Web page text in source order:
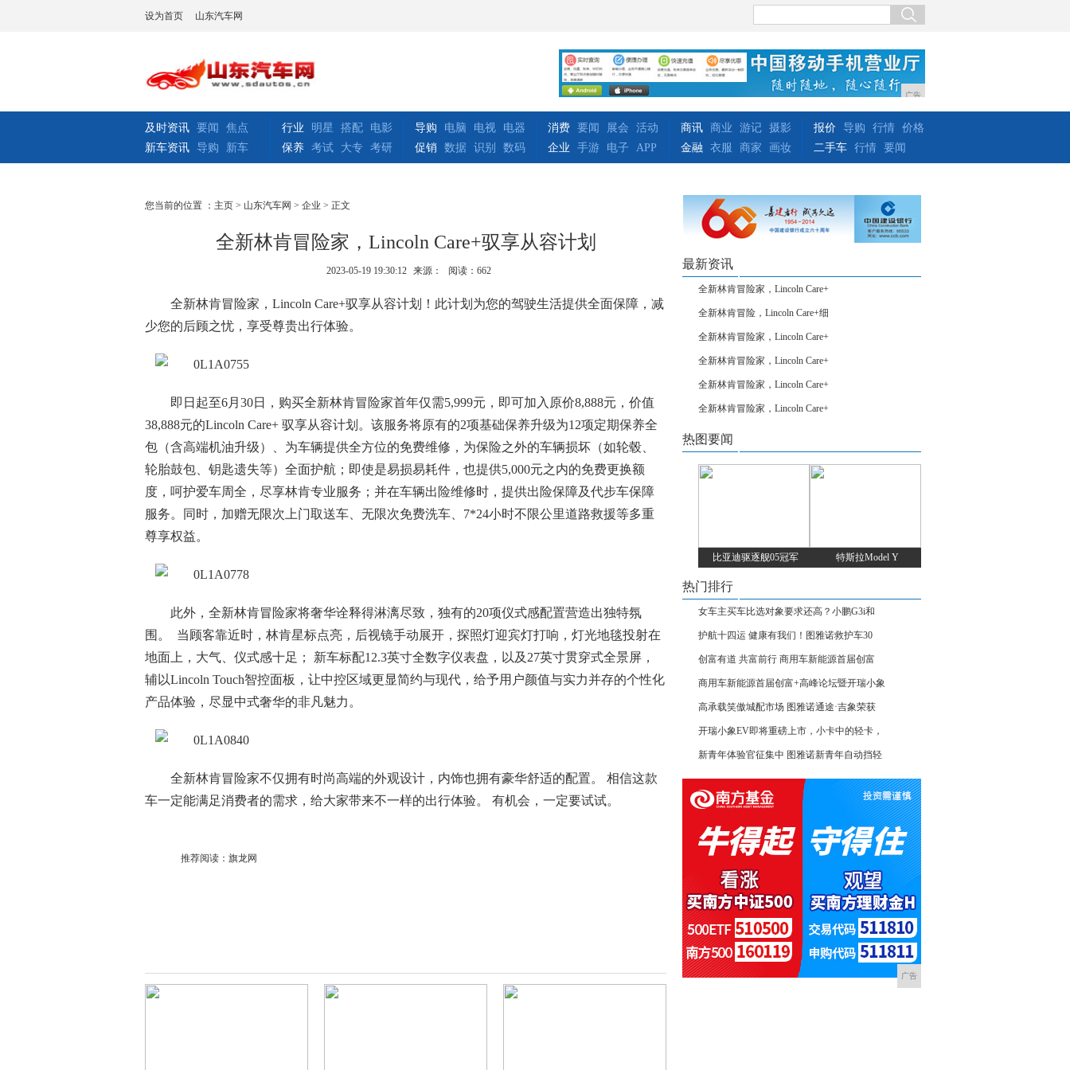
设为首页 山东汽车网
广告
及时资讯 要闻
焦点
新车资讯 导购 新车
行业 明星 搭配
电影
保养 考试 大专 考研
导购 电脑 电视
电器
促销
数据 识别 数码
消费 要闻 展会
活动
企业
手游 电子 APP
商讯 商业 游记 摄影
金融
衣服 商家 画妆
报价 导购 行情 价格
二手车 行情 要闻
您当前的位置 ： 主页 > 山东汽车网 > 企业 > 正文
全新林肯冒险家，Lincoln Care+驭享从容计划
2023-05-19 19:30:12 来源： 阅读：662
全新林肯冒险家，Lincoln Care+驭享从容计划！此计划为您的驾驶生活提供全面保障，减
少您的后顾之忧，享受尊贵出行体验。
即日起至6月30日，购买全新林肯冒险家首年仅需5,999元，即可加入原价8,888元，价值
38,888元的Lincoln Care+ 驭享从容计划。该服务将原有的2项基础保养升级为12项定期保养全
包（含高端机油升级）、为车辆提供全方位的免费维修，为保险之外的车辆损坏（如轮毂、
轮胎鼓包、钥匙遗失等）全面护航；即使是易损易耗件，也提供5,000元之内的免费更换额
度，呵护爱车周全，尽享林肯专业服务；并在车辆出险维修时，提供出险保障及代步车保障
服务。同时，加赠无限次上门取送车、无限次免费洗车、7*24小时不限公里道路救援等多重
尊享权益。
此外，全新林肯冒险家将奢华诠释得淋漓尽致，独有的20项仪式感配置营造出独特氛
围。 当顾客靠近时，林肯星标点亮，后视镜手动展开，探照灯迎宾灯打响，灯光地毯投射在
地面上，大气、仪式感十足； 新车标配12.3英寸全数字仪表盘，以及27英寸贯穿式全景屏，
辅以Lincoln Touch智控面板，让中控区域更显简约与现代，给予用户颜值与实力并存的个性化
产品体验，尽显中式奢华的非凡魅力。
全新林肯冒险家不仅拥有时尚高端的外观设计，内饰也拥有豪华舒适的配置。 相信这款
车一定能满足消费者的需求，给大家带来不一样的出行体验。 有机会，一定要试试。
推荐阅读： 旗龙网
最新资讯
全新林肯冒险家，Lincoln Care+
全新林肯冒险，Lincoln Care+细
全新林肯冒险家，Lincoln Care+
全新林肯冒险家，Lincoln Care+
全新林肯冒险家，Lincoln Care+
全新林肯冒险家，Lincoln Care+
热图要闻
比亚迪驱逐舰05冠军 特斯拉Model Y
热门排行
女车主买车比选对象要求还高？小鹏G3i和
护航十四运 健康有我们！图雅诺救护车30
创富有道 共富前行 商用车新能源首届创富
商用车新能源首届创富+高峰论坛暨开瑞小象
高承载笑傲城配市场 图雅诺通途·吉象荣获
开瑞小象EV即将重磅上市，小卡中的轻卡，
新青年体验官征集中 图雅诺新青年自动挡轻
广告